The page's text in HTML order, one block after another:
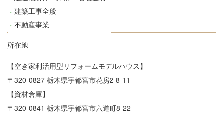
建築工事全般
不動産事業
所在地
【空き家利活用型リフォームモデルハウス】
〒320-0827 栃木県宇都宮市花房2-8-11
【資材倉庫】
〒320-0841 栃木県宇都宮市六道町8-22